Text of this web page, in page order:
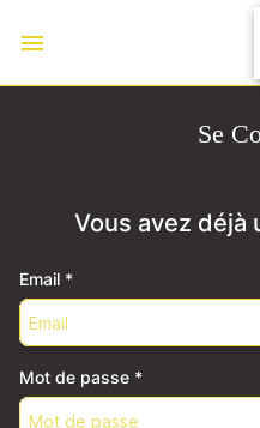
Se
Vous avez déjà
Email *
Mot de passe *